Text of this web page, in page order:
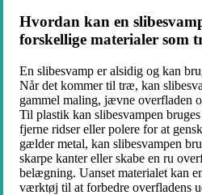
Hvordan kan en
forskellige materialer som
En slibesvamp er alsidig og kan
Når det kommer til træ, kan
gammel maling, jævne overfladen
Til plastik kan slibesvampen
fjerne ridser eller polere for at
gælder metal, kan slibesvampen
skarpe kanter eller skabe en ru
belægning. Uanset materialet kan
værktøj til at forbedre overfladens